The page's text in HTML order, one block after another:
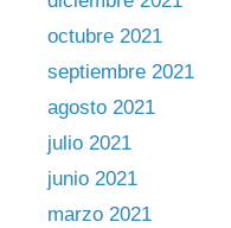
octubre 2021
septiembre 2021
agosto 2021
julio 2021
junio 2021
marzo 2021